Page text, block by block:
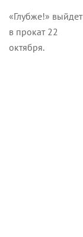
«Глубже!» выйдет
в прокат 22
октября.